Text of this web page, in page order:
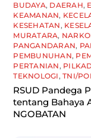
BUDAYA, DAERAH,
KEAMANAN,
KESEHATAN,
MURATARA,
PANGANDARAN,
PEMBUNUHAN,
PERTANIAN,
TEKNOLOGI,TNI/
RSUD Pandega
tentang Bahaya
NGOBATAN